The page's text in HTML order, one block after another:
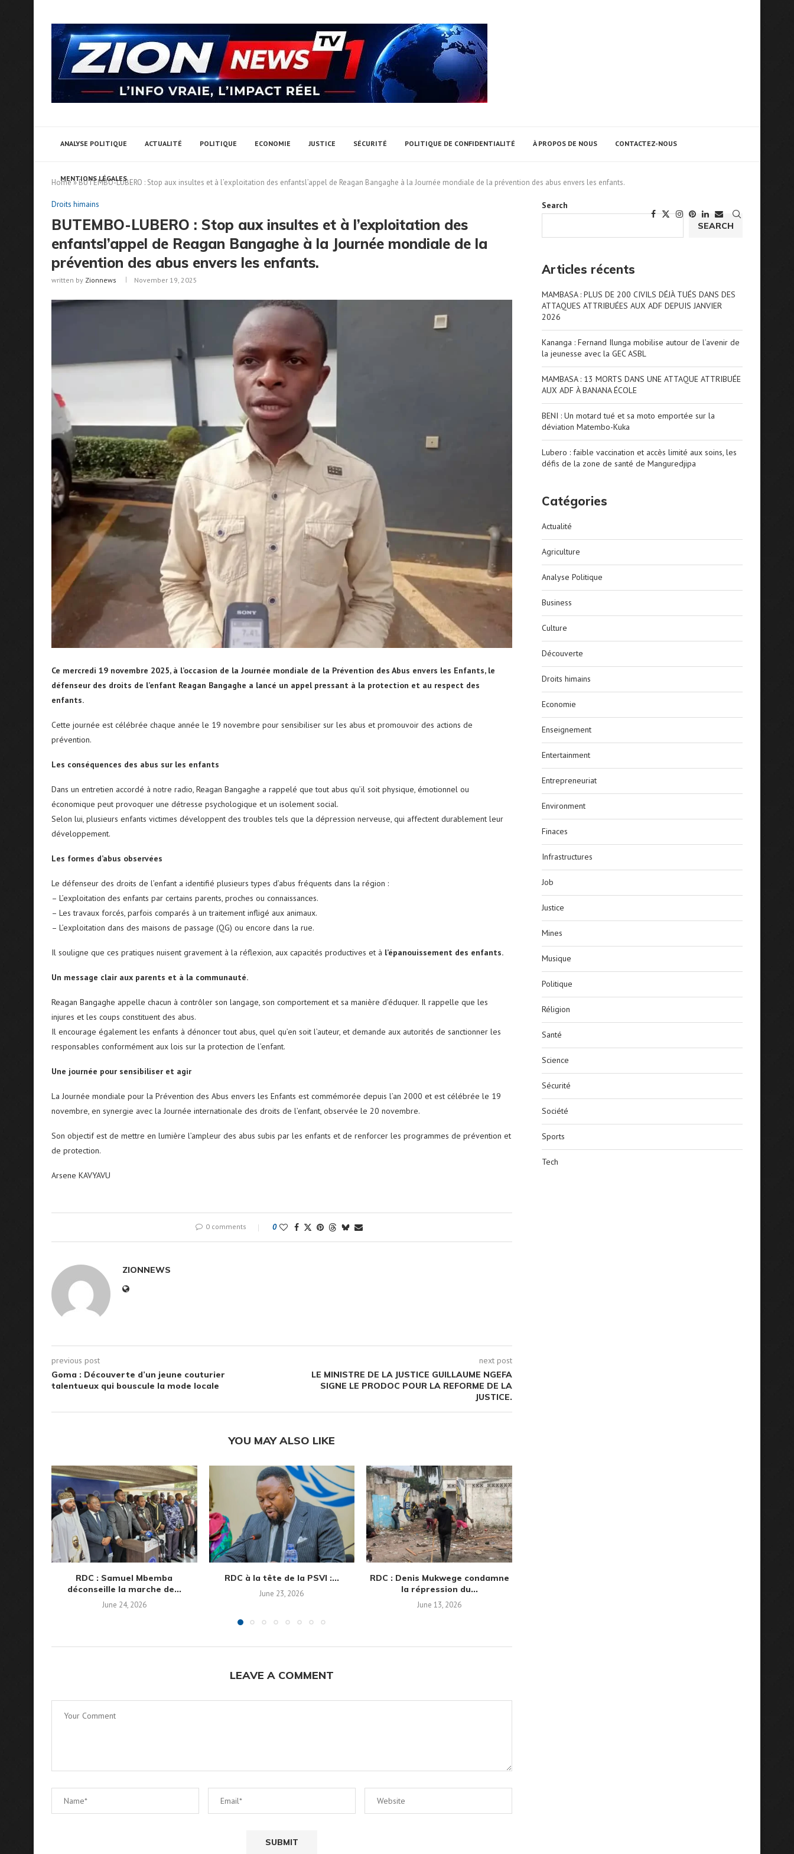
ANALYSE POLITIQUE ACTUALITÉ POLITIQUE ECONOMIE JUSTICE SÉCURITÉ POLITIQUE DE CONFIDENTIALITÉ À PROPOS DE NOUS CONTACTEZ-NOUS
MENTIONS LÉGALES
Home»BUTEMBO-LUBERO : Stop aux insultes et à l’exploitation des enfantsl’appel de Reagan Bangaghe à la Journée mondiale de la prévention des abus envers les enfants.
Droits himains
BUTEMBO-LUBERO : Stop aux insultes et à l’exploitation des
enfantsl’appel de Reagan Bangaghe à la Journée mondiale de la
prévention des abus envers les enfants.
written by Zionnews November 19, 2025
Ce mercredi 19 novembre 2025, à l’occasion de la Journée mondiale de la Prévention des Abus envers les Enfants, le
défenseur des droits de l’enfant Reagan Bangaghe a lancé un appel pressant à la protection et au respect des
enfants.
Cette journée est célébrée chaque année le 19 novembre pour sensibiliser sur les abus et promouvoir des actions de
prévention.
Les conséquences des abus sur les enfants
Dans un entretien accordé à notre radio, Reagan Bangaghe a rappelé que tout abus qu’il soit physique, émotionnel ou
économique peut provoquer une détresse psychologique et un isolement social.
Selon lui, plusieurs enfants victimes développent des troubles tels que la dépression nerveuse, qui affectent durablement leur
développement.
Les formes d’abus observées
Le défenseur des droits de l’enfant a identifié plusieurs types d’abus fréquents dans la région :
– L’exploitation des enfants par certains parents, proches ou connaissances.
– Les travaux forcés, parfois comparés à un traitement infligé aux animaux.
– L’exploitation dans des maisons de passage (QG) ou encore dans la rue.
Il souligne que ces pratiques nuisent gravement à la réflexion, aux capacités productives et à l’épanouissement des enfants.
Un message clair aux parents et à la communauté.
Reagan Bangaghe appelle chacun à contrôler son langage, son comportement et sa manière d’éduquer. Il rappelle que les
injures et les coups constituent des abus.
Il encourage également les enfants à dénoncer tout abus, quel qu’en soit l’auteur, et demande aux autorités de sanctionner les
responsables conformément aux lois sur la protection de l’enfant.
Une journée pour sensibiliser et agir
La Journée mondiale pour la Prévention des Abus envers les Enfants est commémorée depuis l’an 2000 et est célébrée le 19
novembre, en synergie avec la Journée internationale des droits de l’enfant, observée le 20 novembre.
Son objectif est de mettre en lumière l’ampleur des abus subis par les enfants et de renforcer les programmes de prévention et
de protection.
Arsene KAVYAVU
0 comments 0
ZIONNEWS
previous post
Goma : Découverte d’un jeune couturier
talentueux qui bouscule la mode locale
next post
LE MINISTRE DE LA JUSTICE GUILLAUME NGEFA
SIGNE LE PRODOC POUR LA REFORME DE LA
JUSTICE.
YOU MAY ALSO LIKE
RDC : Samuel Mbemba
déconseille la marche de...
June 24, 2026
RDC à la tête de la PSVI :...
June 23, 2026
RDC : Denis Mukwege condamne
la répression du...
June 13, 2026
LEAVE A COMMENT
Search
SEARCH
Articles récents
MAMBASA : PLUS DE 200 CIVILS DÉJÀ TUÉS DANS DES
ATTAQUES ATTRIBUÉES AUX ADF DEPUIS JANVIER
2026
Kananga : Fernand Ilunga mobilise autour de l’avenir de
la jeunesse avec la GEC ASBL
MAMBASA : 13 MORTS DANS UNE ATTAQUE ATTRIBUÉE
AUX ADF À BANANA ÉCOLE
BENI : Un motard tué et sa moto emportée sur la
déviation Matembo-Kuka
Lubero : faible vaccination et accès limité aux soins, les
défis de la zone de santé de Manguredjipa
Catégories
Actualité
Agriculture
Analyse Politique
Business
Culture
Découverte
Droits himains
Economie
Enseignement
Entertainment
Entrepreneuriat
Environment
Finaces
Infrastructures
Job
Justice
Mines
Musique
Politique
Réligion
Santé
Science
Sécurité
Société
Sports
Tech